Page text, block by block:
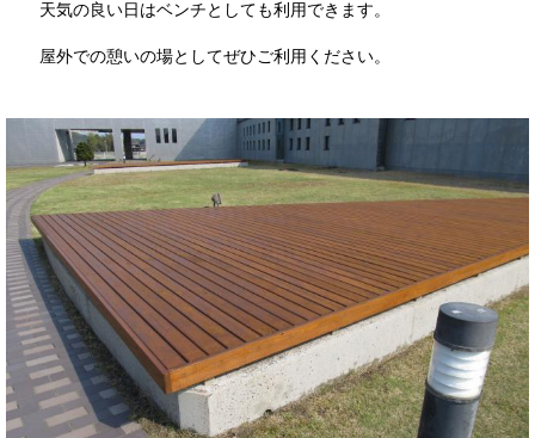
天気の良い日はベンチとしても利用できます。
屋外での憩いの場としてぜひご利用ください。